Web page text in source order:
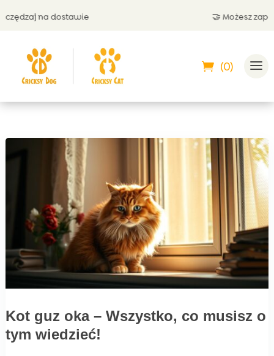
na dostawie 🤝 Możesz
(0)
Kot guz oka – Wszystko, co musisz o
tym wiedzieć!